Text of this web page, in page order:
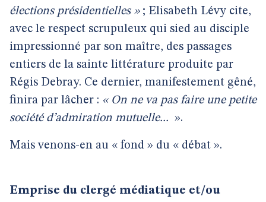
élections présidentielles »; Elisabeth Lévy cite,
avec le respect scrupuleux qui sied au disciple
impressionné par son maître, des passages
entiers de la sainte littérature produite par
Régis Debray. Ce dernier, manifestement gêné,
finira par lâcher : « On ne va pas faire une petite
société d’admiration mutuelle... ».
Mais venons-en au « fond » du « débat ».
Emprise du clergé médiatique et/ou